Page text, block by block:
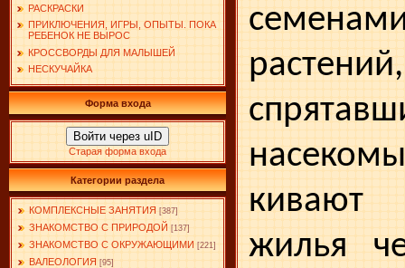
РАСКРАСКИ
ПРИКЛЮЧЕНИЯ, ИГРЫ, ОПЫТЫ. ПОКА
РЕБЕНОК НЕ ВЫРОС
КРОССВОРДЫ ДЛЯ МАЛЫШЕЙ
НЕСКУЧАЙКА
Форма входа
Войти через uID
Старая форма входа
Категории раздела
КОМПЛЕКСНЫЕ ЗАНЯТИЯ [387]
ЗНАКОМСТВО С ПРИРОДОЙ [137]
ЗНАКОМСТВО С ОКРУЖАЮЩИМИ [221]
ВАЛЕОЛОГИЯ [95]
растений,
жилья